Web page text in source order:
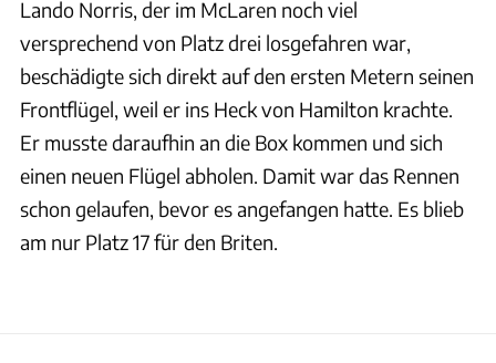
Lando Norris, der im McLaren noch viel
versprechend von Platz drei losgefahren war,
beschädigte sich direkt auf den ersten Metern seinen
Frontflügel, weil er ins Heck von Hamilton krachte.
Er musste daraufhin an die Box kommen und sich
einen neuen Flügel abholen. Damit war das Rennen
schon gelaufen, bevor es angefangen hatte. Es blieb
am nur Platz 17 für den Briten.